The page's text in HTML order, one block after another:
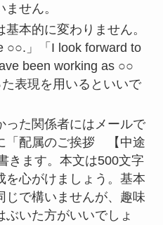
せん。
本的に変わりません。
○○.」「I look forward to
been working as ○○
表現を用いるといいで
った関係者にはメールで
「配属のご挨拶 【中途
きます。本文は500文字
を心がけましょう。基本
じで構いませんが、趣味
いた方がいいでしょ